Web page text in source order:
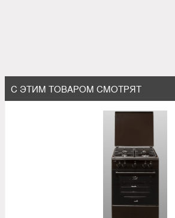
С ЭТИМ ТОВАРОМ СМОТРЯТ